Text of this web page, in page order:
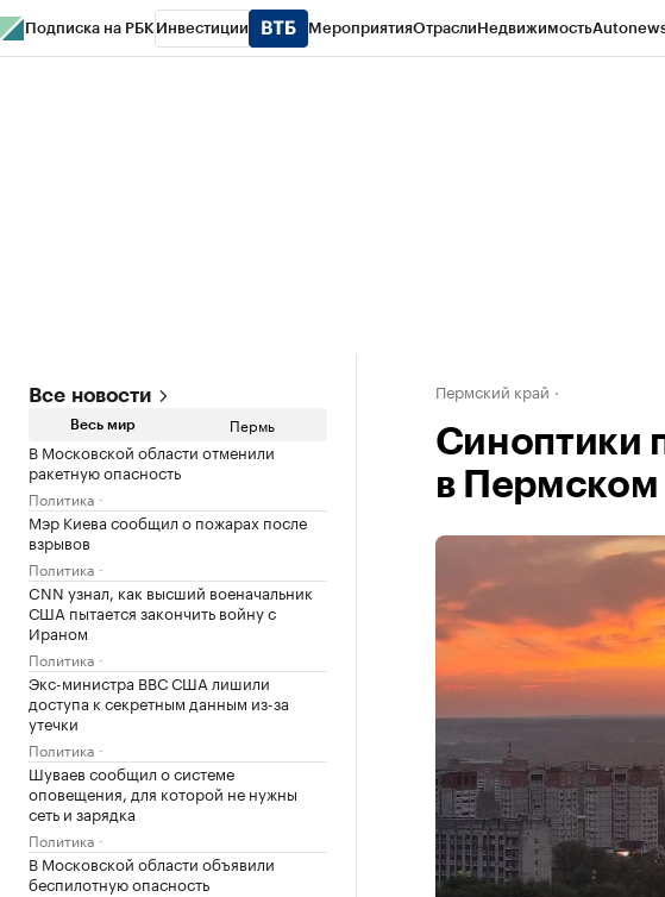
Подписка на РБК Инвестиции МероприятияОтраслиНедвижимость
Все новости
Весь мир Пермь
В Московской области отменили
ракетную опасность
Политика
Мэр Киева сообщил о пожарах после
взрывов
Политика
CNN узнал, как высший военачальник
США пытается закончить войну с
Ираном
Политика
Экс-министра ВВС США лишили
доступа к секретным данным из-за
утечки
Политика
Шуваев сообщил о системе
оповещения, для которой не нужны
сеть и зарядка
Политика
В Московской области объявили
беспилотную опасность
Пермский край
Синоптики
в Пермском